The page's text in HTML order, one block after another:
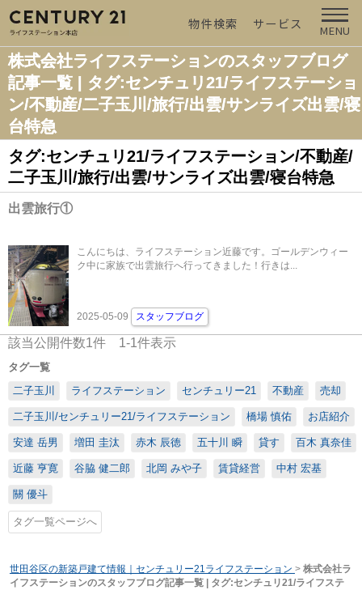
物件検索 サービス MENU
株式会社ライフステーションのスタッフブログ
記事一覧 | タグ:センチュリ21/ライフステーショ
ン/不動産/二子玉川/旅行/出雲/サンライズ出雲/寝
台特急
タグ:センチュリ21/ライフステーション/不動産/
二子玉川/旅行/出雲/サンライズ出雲/寝台特急
出雲旅行①
こんにちは、ライフステーション近藤です。ゴールデンウィー
ク中に家族で出雲旅行へ行ってきました！行きは...
2025-05-09 スタッフブログ
該当公開件数1件 1-1件表示
タグ一覧
二子玉川
ライフステーション センチュリー21 不動産 売却
二子玉川/センチュリー21/ライフステーション 橋場 慎佑 お店紹介
安達 岳男 増田 圭汰 赤木 辰徳 五十川 瞬 貸す 百木 真奈佳
近藤 亨寛 谷脇 健二郎 北岡 みや子 賃貸経営 中村 宏基
關 優斗
タグ一覧ページへ
世田谷区の新築戸建て情報｜センチュリー21ライフステーション > 株式会社ラ
イフステーションのスタッフブログ記事一覧 | タグ:センチュリ21/ライフステ